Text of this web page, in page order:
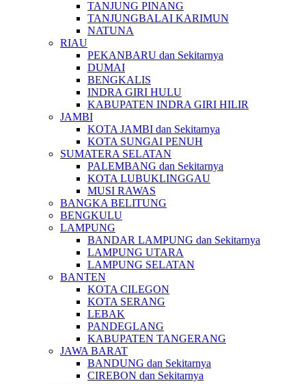
TANJUNG PINANG
TANJUNGBALAI KARIMUN
NATUNA
RIAU
PEKANBARU dan Sekitarnya
DUMAI
BENGKALIS
INDRA GIRI HULU
KABUPATEN INDRA GIRI HILIR
JAMBI
KOTA JAMBI dan Sekitarnya
KOTA SUNGAI PENUH
SUMATERA SELATAN
PALEMBANG dan Sekitarnya
KOTA LUBUKLINGGAU
MUSI RAWAS
BANGKA BELITUNG
BENGKULU
LAMPUNG
BANDAR LAMPUNG dan Sekitarnya
LAMPUNG UTARA
LAMPUNG SELATAN
BANTEN
KOTA CILEGON
KOTA SERANG
LEBAK
PANDEGLANG
KABUPATEN TANGERANG
JAWA BARAT
BANDUNG dan Sekitarnya
CIREBON dan Sekitarnya